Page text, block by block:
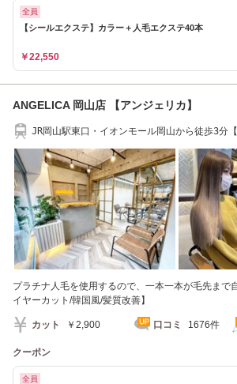
全員
【シールエクステ】カラー＋人毛エクステ40本
￥22,550
ANGELICA 岡山店 【アンジェリカ】
JR岡山駅東口・イオンモール岡山から徒歩3分
プラチナ人毛を使用するので、一本一本が毛先まで
イヤーカット/韓国風/髪質改善】
カット ￥2,900 口コミ 1676件
クーポン
全員